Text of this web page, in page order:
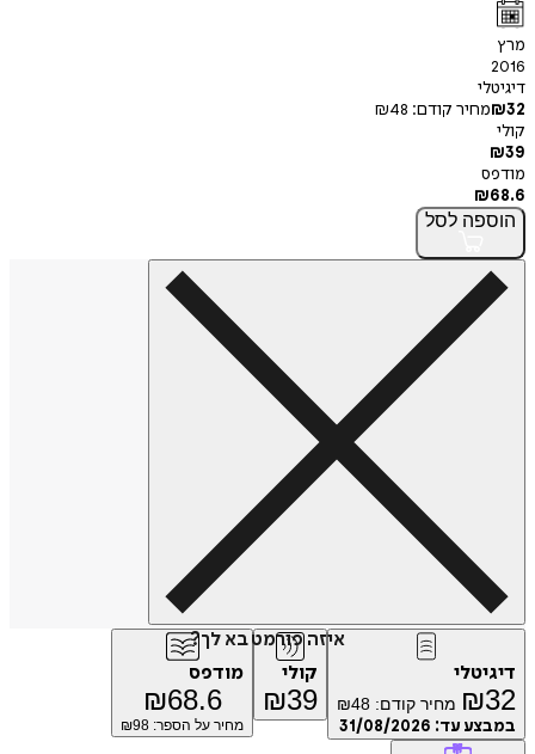
מרץ
2016
דיגיטלי
₪32 מחיר קודם: ₪48
קולי
₪39
מודפס
₪68.6
הוספה לסל
איזה פורמט בא לך?
דיגיטלי
₪32 מחיר קודם: ₪48
במבצע עד: 31/08/2026
קולי
₪39
מודפס
₪68.6
מחיר על הספר: ₪ 98